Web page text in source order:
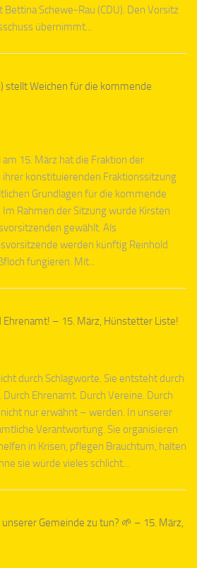
Schewe-Rau (CDU). Den Vorsitz
übernimmt...
stellt Weichen für die kommende
15. März hat die Fraktion der
ihrer konstituierenden Fraktionssitzung
Grundlagen für die kommende
Rahmen der Sitzung wurde Kirsten
gewählt. Als
werden künftig Reinhold
fungieren. Mit...
Ehrenamt! – 15. März, Hünstetter Liste!
durch Schlagworte. Sie entsteht durch
Ehrenamt. Durch Vereine. Durch
nur erwähnt – werden. In unserer
Verantwortung. Sie organisieren
in Krisen, pflegen Brauchtum, halten
sie würde vieles schlicht...
Gemeinde zu tun? 🌱 – 15. März,